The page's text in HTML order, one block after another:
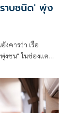
าบชนิด' พุ่ง
งคารว่า เรือ
ชน" ในช่องแคบฮ